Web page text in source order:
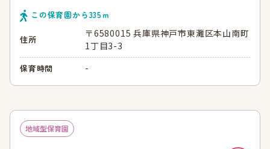
この保育園から335ｍ
住所
〒6580015 兵庫県神戸市東灘区本山南町
1丁目3-3
保育時間 -
地域型保育園